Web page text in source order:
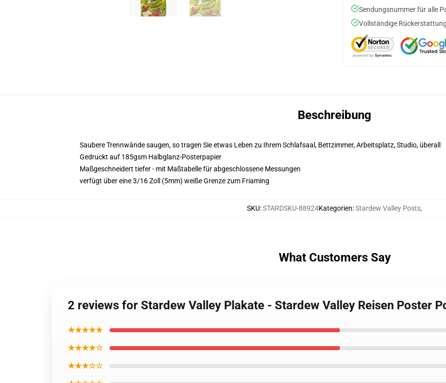
Sendungsnummer für alle
Vollständige
Beschreibung
Saubere Trennwände saugen, so tragen Sie etwas Leben zu Ihrem Schlafsaal, Bettzimmer, Arbeitsplatz, Studio, überall
Gedruckt auf 185gsm Halbglanz-Posterpapier
Maßgeschneidert tiefer - mit Maßtabelle für abgeschlossene Messungen
verfügt über eine 3/16 Zoll (5mm) weiße Grenze zum Friaming
SKU:STARDSKU-88924Kategorien:Stardew Valley Posts,
What Customers Say
2 reviews for Stardew Valley Plakate - Stardew Valley Reisen Poster
★★★★★
★★★★☆
★★★☆☆